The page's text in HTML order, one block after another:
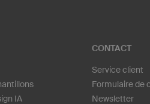
IA
CONTACT
Service client
Formulaire de
Newsletter